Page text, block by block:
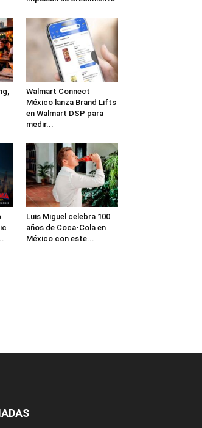
Walmart Connect
México lanza Brand Lifts
en Walmart DSP para
medir...
Luis Miguel celebra 100
años de Coca-Cola en
México con este...